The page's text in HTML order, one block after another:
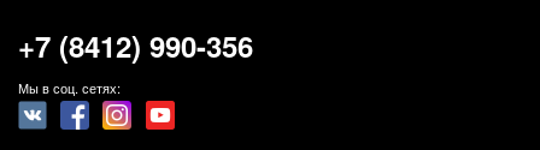
+7 (8412) 990-356
Мы в соц. сетях: